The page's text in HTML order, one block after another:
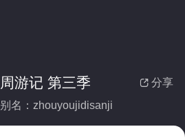
 分享
周游记 第三季
别名：zhouyoujidisanji